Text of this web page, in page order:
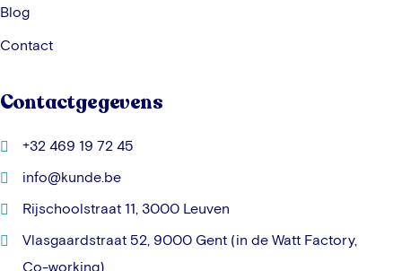
Blog
Contact
Contactgegevens
+32 469 19 72 45
info@kunde.be
Rijschoolstraat 11, 3000 Leuven
Vlasgaardstraat 52, 9000 Gent (in de Watt Factory,
Co-working)